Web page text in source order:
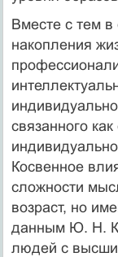
Вместе с тем в
накопления
связанного
Косвенное
сложности
возраст, но
данным Ю. Н.
людей с